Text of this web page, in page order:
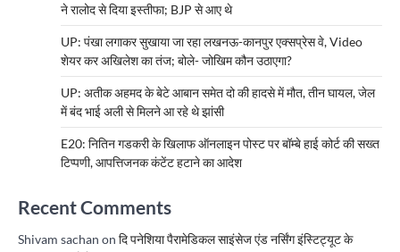
ने रालोद से दिया इस्तीफा; BJP से आए थे
UP: पंखा लगाकर सुखाया जा रहा लखनऊ-कानपुर एक्सप्रेस वे, Video
शेयर कर अखिलेश का तंज; बोले- जोखिम कौन उठाएगा?
UP: अतीक अहमद के बेटे आबान समेत दो की हादसे में मौत, तीन घायल, जेल
में बंद भाई अली से मिलने आ रहे थे झांसी
E20: नितिन गडकरी के खिलाफ ऑनलाइन पोस्ट पर बॉम्बे हाई कोर्ट की सख्त
टिप्पणी, आपत्तिजनक कंटेंट हटाने का आदेश
Recent Comments
Shivam sachan on दि पनेशिया पैरामेडिकल साइंसेज एंड नर्सिंग इंस्टिट्यूट के